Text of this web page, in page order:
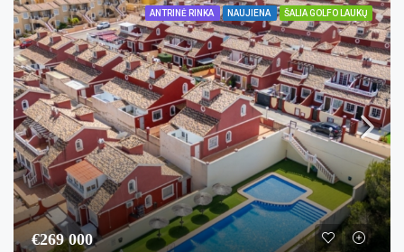
ANTRINĖ RINKA NAUJIENA ŠALIA GOLFO LAUKŲ
€269 000